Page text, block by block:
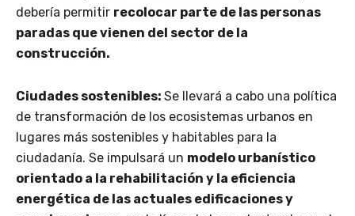
debería permitir recolocar parte de las personas
paradas que vienen del sector de la
construcción.
Ciudades sostenibles: Se llevará a cabo una política
de transformación de los ecosistemas urbanos en
lugares más sostenibles y habitables para la
ciudadanía. Se impulsará un modelo urbanístico
orientado a la rehabilitación y la eficiencia
energética de las actuales edificaciones y